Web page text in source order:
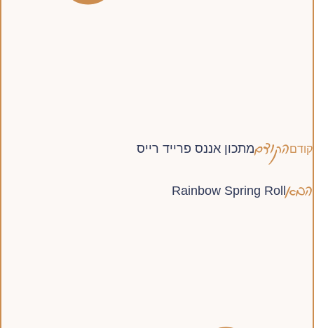
קודםהקודםמתכון אננס פרייד רייס
הבא Rainbow Spring Roll